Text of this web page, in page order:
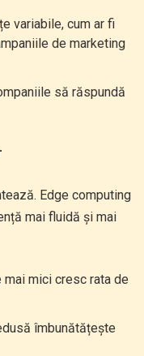
variabile, cum ar fi
de marketing
să răspundă
Edge computing
mai fluidă și mai
mici cresc rata de
îmbunătățește